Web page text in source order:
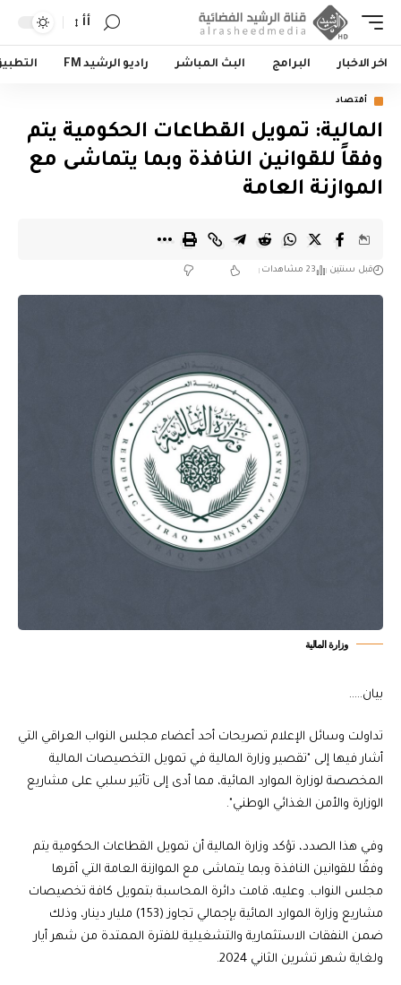
أأ
اخر الاخبار البرامج البث المباشر راديو الرشيد FM
أقتصاد
المالية: تمويل القطاعات الحكومية يتم
وفقاً للقوانين النافذة وبما يتماشى مع
الموازنة العامة
قبل سنتين 23 مشاهدات
وزارة المالية
بيان…..
تداولت وسائل الإعلام تصريحات أحد أعضاء مجلس النواب العراقي التي
أشار فيها إلى "تقصير وزارة المالية في تمويل التخصيصات المالية
المخصصة لوزارة الموارد المائية، مما أدى إلى تأثير سلبي على مشاريع
الوزارة والأمن الغذائي الوطني".
وفي هذا الصدد، تؤكد وزارة المالية أن تمويل القطاعات الحكومية يتم
وفقًا للقوانين النافذة وبما يتماشى مع الموازنة العامة التي أقرها
مجلس النواب. وعليه، قامت دائرة المحاسبة بتمويل كافة تخصيصات
مشاريع وزارة الموارد المائية بإجمالي تجاوز (153) مليار دينار، وذلك
ضمن النفقات الاستثمارية والتشغيلية للفترة الممتدة من شهر أيار
ولغاية شهر تشرين الثاني 2024.